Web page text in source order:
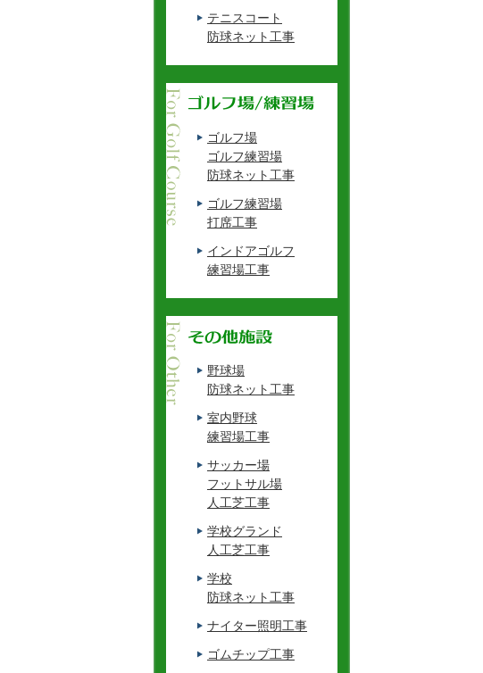
テニスコート
防球ネット工事
ゴルフ場
ゴルフ練習場
防球ネット工事
ゴルフ練習場
打席工事
インドアゴルフ
練習場工事
野球場
防球ネット工事
室内野球
練習場工事
サッカー場
フットサル場
人工芝工事
学校グランド
人工芝工事
学校
防球ネット工事
ナイター照明工事
ゴムチップ工事